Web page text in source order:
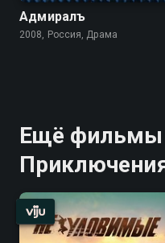
Адмиралъ
2008, Россия, Драма
Ещё фильмы